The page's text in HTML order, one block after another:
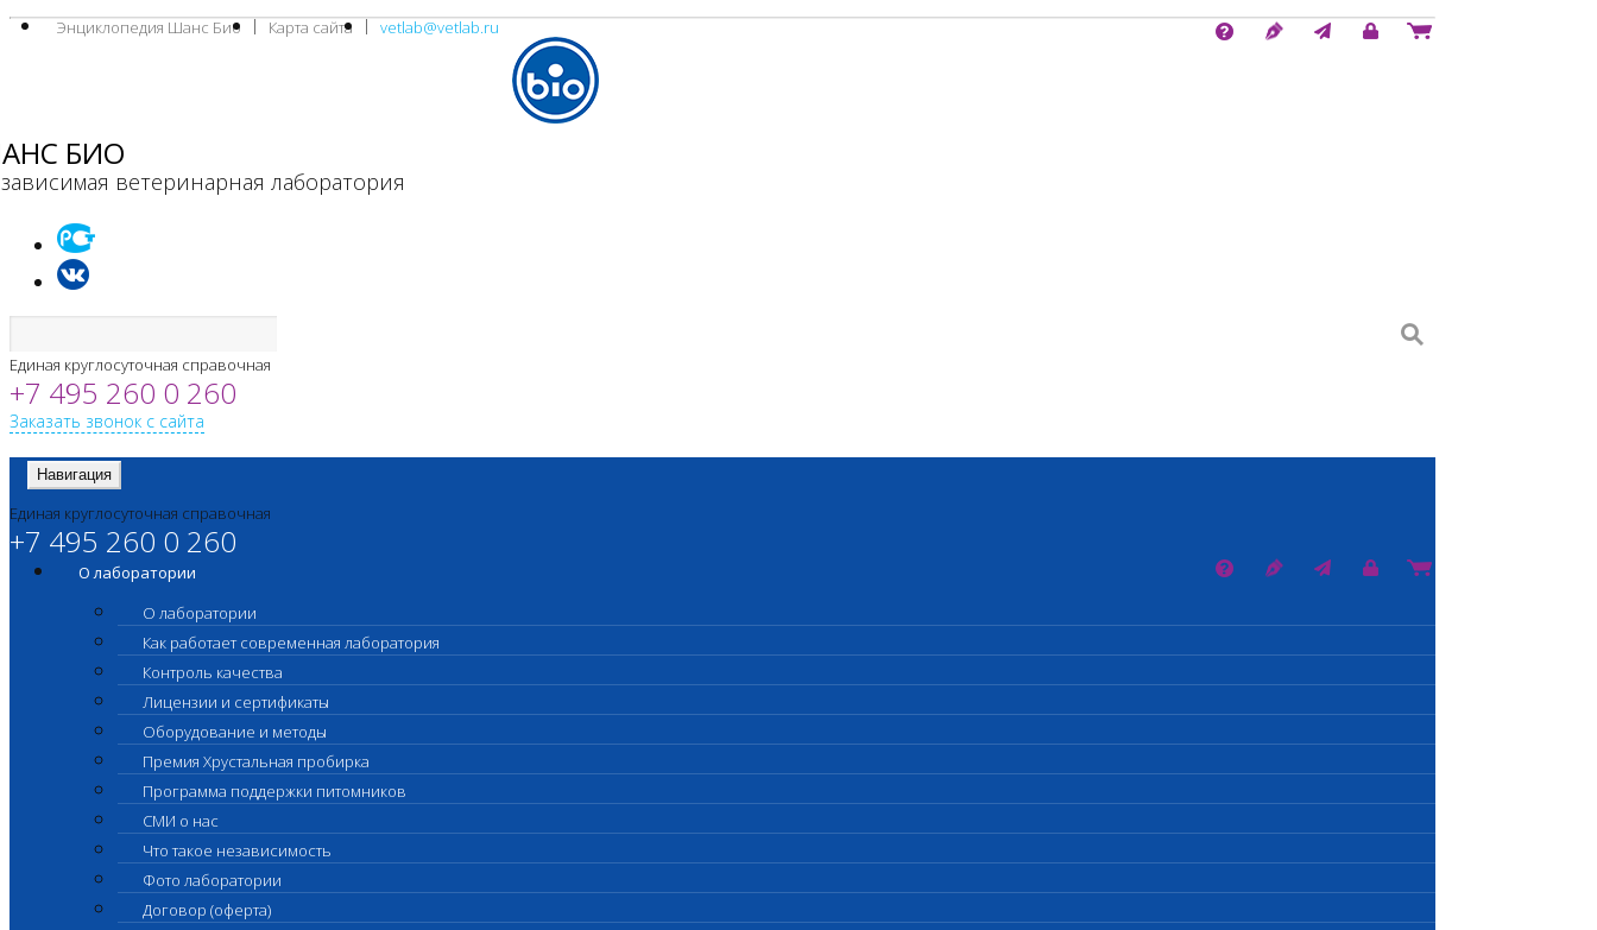
Энциклопедия Шанс Био Карта сайта vetlab@vetlab.ru
БИО
ветеринарная лаборатория
Единая круглосуточная справочная
+7 495 260 0 260
Заказать звонок с сайта
Навигация
Единая круглосуточная справочная
+7 495 260 0 260
О лаборатории
О лаборатории
Как работает современная лаборатория
Контроль качества
Лицензии и сертификаты
Оборудование и методы
Премия Хрустальная пробирка
Программа поддержки питомников
СМИ о нас
Что такое независимость
Фото лаборатории
Договор (оферта)